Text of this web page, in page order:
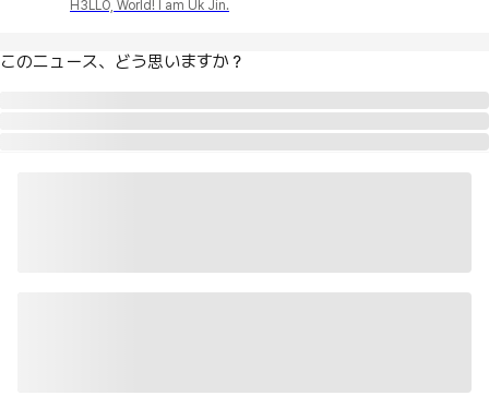
H3LLO, World! I am Uk Jin.
このニュース、どう思いますか？